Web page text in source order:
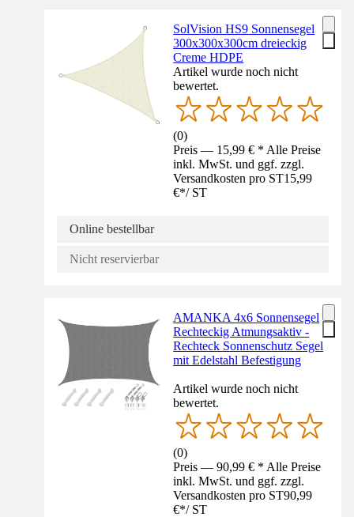
SolVision HS9 Sonnensegel
300x300x300cm dreieckig
Creme HDPE
Artikel wurde noch nicht
bewertet.
(0)
Preis — 15,99 € * Alle Preise
inkl. MwSt. und ggf. zzgl.
Versandkosten pro ST15,99
€*/ ST
Online bestellbar
Nicht reservierbar
AMANKA 4x6 Sonnensegel
Rechteckig Atmungsaktiv -
Rechteck Sonnenschutz Segel
mit Edelstahl Befestigung
Artikel wurde noch nicht
bewertet.
(0)
Preis — 90,99 € * Alle Preise
inkl. MwSt. und ggf. zzgl.
Versandkosten pro ST90,99
€*/ ST